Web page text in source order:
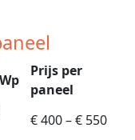
Prijs per
paneel
€ 400 – € 550